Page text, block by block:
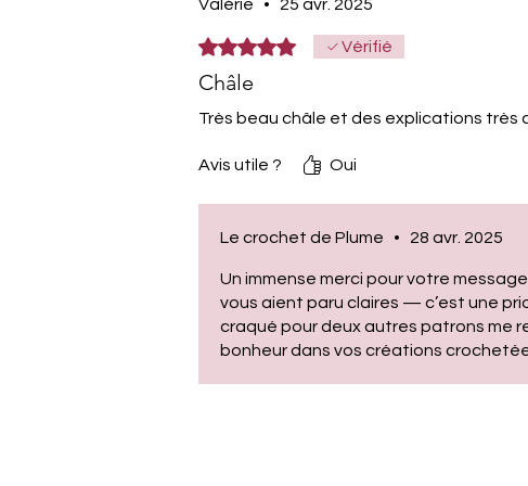
Valérie • 25 avr. 2025
Noté 5 sur 5. Vérifié
Châle
Très beau châle et des explications très
Avis utile ? Oui
Le crochet de Plume • 28 avr. 2025
Un immense merci pour votre
vous aient paru claires — c’est une
craqué pour deux autres patrons me
bonheur dans vos créations